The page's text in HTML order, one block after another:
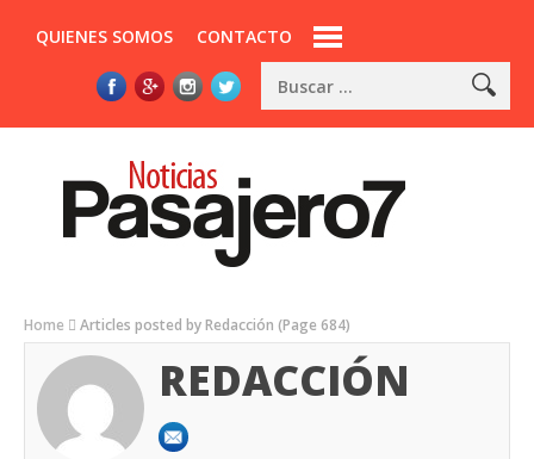
QUIENES SOMOS CONTACTO
Home Articles posted by Redacción (Page 684)
REDACCIÓN